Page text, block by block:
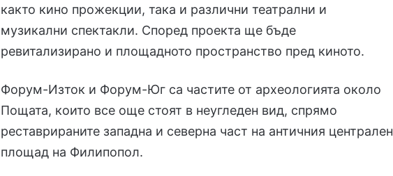
както кино прожекции, така и различни театрални и
музикални спектакли. Според проекта ще бъде
ревитализирано и площадното пространство пред киното.
Форум-Изток и Форум-Юг са частите от археологията около
Пощата, които все още стоят в неугледен вид, спрямо
реставрираните западна и северна част на античния централен
площад на Филипопол.